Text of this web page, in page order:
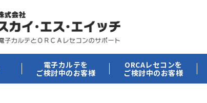
電子カルテを
ご検討中のお客様
ORCAレセコンを
ご検討中のお客様